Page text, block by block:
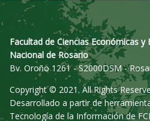
Facultad de Ciencias Económicas y
Nacional de Rosario
Bv. Oroño 1261 - S2000DSM -
Copyright © 2021. All Rights
Desarrollado a partir de
Tecnología de la Información de